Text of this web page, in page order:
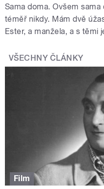
Sama doma. Ovšem sama
téměř nikdy. Mám dvě
Ester, a manžela, a s těmi
VŠECHNY ČLÁNKY
Film